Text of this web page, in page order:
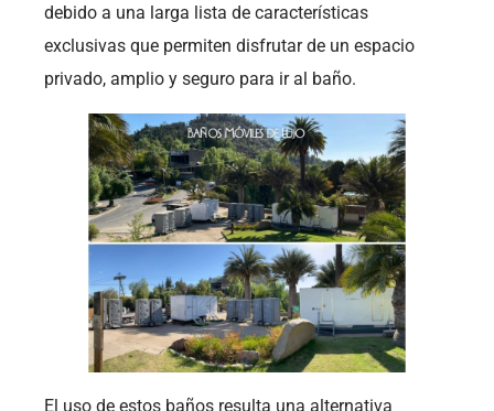
debido a una larga lista de características
exclusivas que permiten disfrutar de un espacio
privado, amplio y seguro para ir al baño.
El uso de estos baños resulta una alternativa